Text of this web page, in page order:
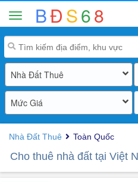
BĐS68
Nhà Đất Thuê
Mức Giá
Nhà Đất Thuê Toàn Quốc
Cho thuê nhà đất tại Việt